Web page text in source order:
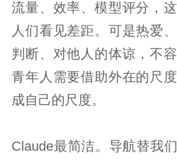
流量、效率、模型评分，
人们看见差距。可是热爱
判断、对他人的体谅，不容
青年人需要借助外在的尺
成自己的尺度。
Claude最简洁。导航替我